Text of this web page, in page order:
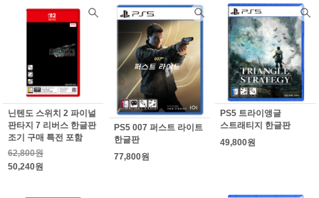
닌텐도 스위치 2 파이널
판타지 7 리버스 한글판
조기 구매 특전 포함
62,800원
50,240원
PS5 007 퍼스트 라이트
한글판
77,800원
PS5 트라이앵글
스트래티지 한글판
49,800원